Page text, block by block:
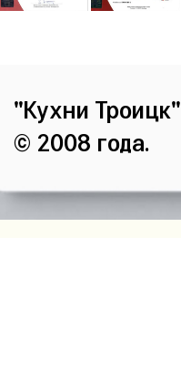
"Кухни Троицк"
© 2008 года.